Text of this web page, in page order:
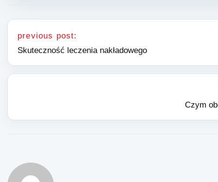
Nawigacja wpisu
previous post:
Skuteczność leczenia nakładowego
Czym